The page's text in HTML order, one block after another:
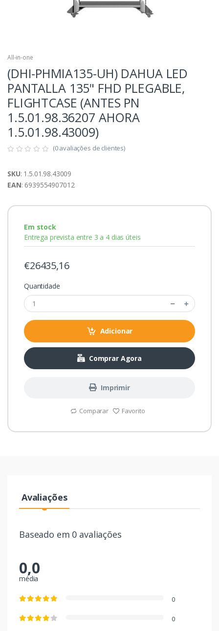
All-in-one
(DHI-PHMIA135-UH) DAHUA LED
PANTALLA 135" FHD PLEGABLE,
FLIGHTCASE (ANTES PN
1.5.01.98.36207 AHORA
1.5.01.98.43009)
(0 avaliações de clientes)
SKU: 1.5.01.98.43009
EAN: 6939554907012
Em stock
Entrega prevista entre 3 a 4 dias úteis
€26435,16
Quantidade
Adicionar
Comprar Agora
Imprimir
Comparar Favorito
Avaliações
Baseado em 0 avaliações
0,0
média
0
0